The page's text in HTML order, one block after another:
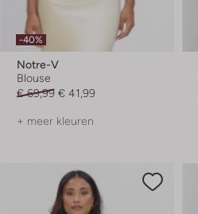
-40%
Notre-V
Blouse
€ 69,99 € 41,99
+ meer kleuren